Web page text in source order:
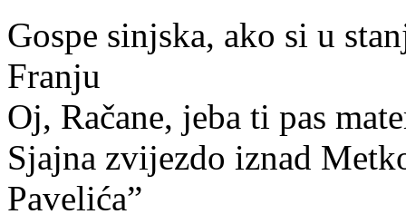
Gospe sinjska, ako si u
Franju
Oj, Račane, jeba ti pas
Sjajna zvijezdo iznad
Pavelića”